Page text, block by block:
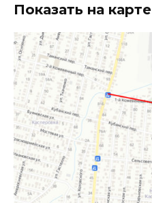
Показать на карте